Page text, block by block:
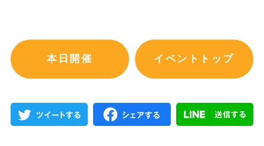
本日開催 イベントトップ